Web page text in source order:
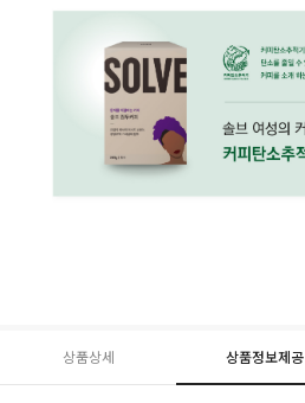
상품상세 상품정보제공